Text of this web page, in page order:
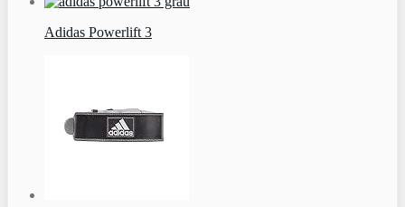
Adidas Powerlift 3